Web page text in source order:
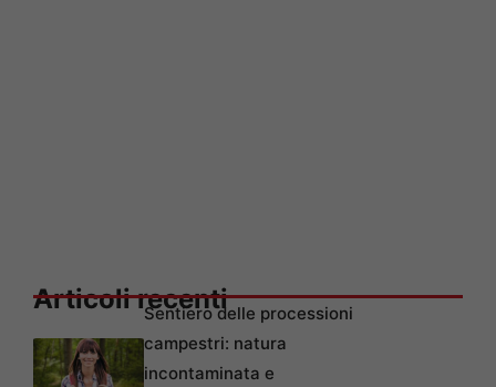
Articoli recentiSentiero delle processioni
campestri: natura
incontaminata e